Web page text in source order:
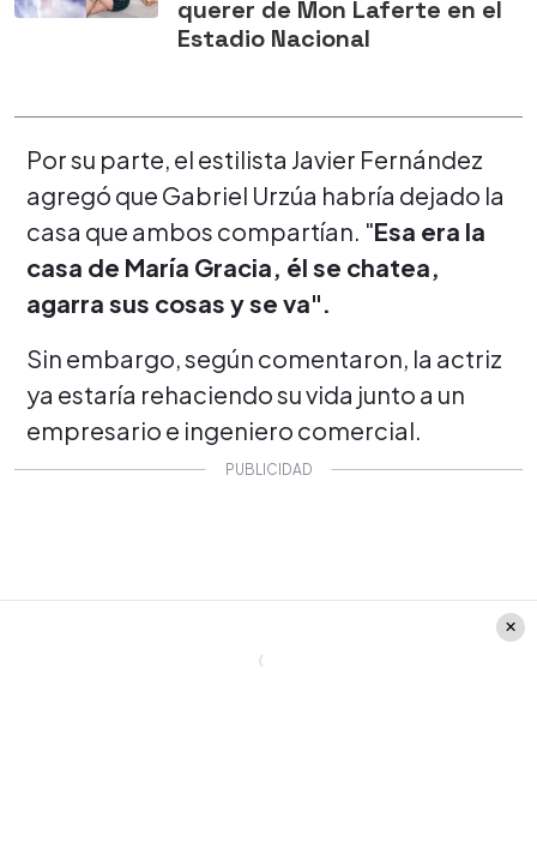
querer de Mon Laferte en el
Estadio Nacional
Por su parte, el estilista Javier Fernández
agregó que Gabriel Urzúa habría dejado la
casa que ambos compartían. "Esa era la
casa de María Gracia, él se chatea,
agarra sus cosas y se va".
Sin embargo, según comentaron, la actriz
ya estaría rehaciendo su vida junto a un
empresario e ingeniero comercial.